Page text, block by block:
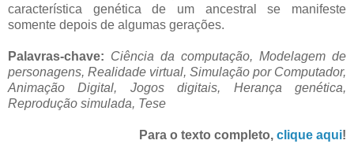
característica genética de um ancestral se manifeste
somente depois de algumas gerações.
Palavras-chave: Ciência da computação, Modelagem de
personagens, Realidade virtual, Simulação por Computador,
Animação Digital, Jogos digitais, Herança genética,
Reprodução simulada, Tese
Para o texto completo, clique aqui!